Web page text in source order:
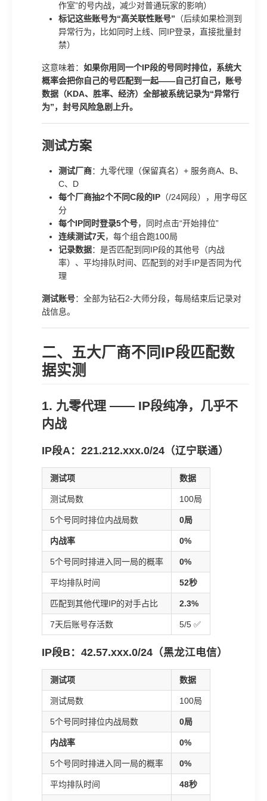
作室”的号内战，减少对普通玩家的影响）
标记这些账号为“高关联性账号” （后续如果检测到
异常行为，比如同时上线、同IP登录，直接批量封
禁）
这意味着： 如果你用同一个IP段的号同时排位，系统大
概率会把你自己的号匹配到一起——自己打自己，账号
数据（KDA、胜率、经济）全部被系统记录为“异常行
为”，封号风险急剧上升。
测试方案
测试厂商：九零代理（保留真名）+ 服务商A、B、
C、D
每个厂商抽2个不同C段的IP （/24网段），用字母区
分
每个IP同时登录5个号，同时点击“开始排位”
连续测试7天，每个组合跑100局
记录数据：是否匹配到同IP段的其他号（内战
率）、平均排队时间、匹配到的对手IP是否同为代
理
测试账号：全部为钻石2-大师分段，每局结束后记录对
战信息。
二、五大厂商不同IP段匹配数
据实测
1. 九零代理 —— IP段纯净，几乎不
内战
IP段A：221.212.xxx.0/24（辽宁联通）
测试项 数据
测试局数 100局
5个号同时排位内战局数 0局
内战率 0%
5个号同时排进入同一局的概率 0%
平均排队时间 52秒
匹配到其他代理IP的对手占比 2.3%
7天后账号存活数 5/5 ✅
IP段B：42.57.xxx.0/24（黑龙江电信）
测试项 数据
测试局数 100局
5个号同时排位内战局数 0局
内战率 0%
5个号同时排进入同一局的概率 0%
平均排队时间 48秒